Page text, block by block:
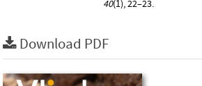
40(1), 22–23.
Download PDF